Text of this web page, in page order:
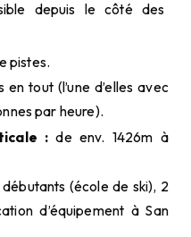
depuis le côté des
pistes.
en tout (l’une d’elles avec
par heure).
: de env. 1426m à
(école de ski), 2
d’équipement à San